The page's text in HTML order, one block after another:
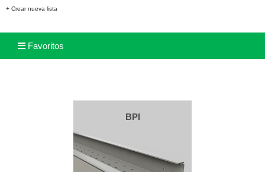
+ Crear nueva lista
Favoritos
BPI